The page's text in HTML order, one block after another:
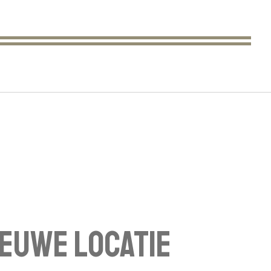
Locatie